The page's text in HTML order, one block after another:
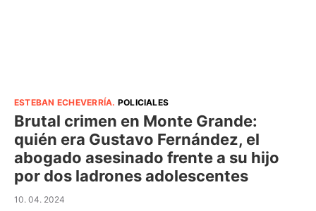
ESTEBAN ECHEVERRÍA. POLICIALES
Brutal crimen en Monte Grande:
quién era Gustavo Fernández, el
abogado asesinado frente a su hijo
por dos ladrones adolescentes
10. 04. 2024